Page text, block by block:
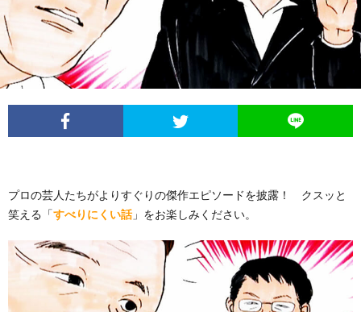
イ
ベ
ト
レ
ポ
ト
ネ
タ
ン
ュ
お
芸
伝
プロの芸人たちがよりすぐりの傑作エピソードを披露！ クスッと
笑える「すべりにくい話」をお楽しみください。